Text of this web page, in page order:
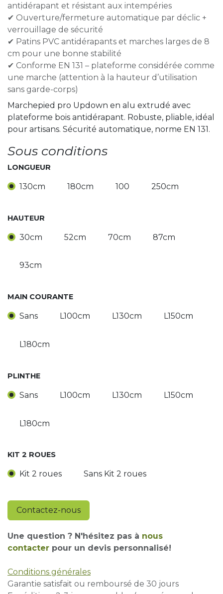
antidérapant et résistant aux intempéries
✔ Ouverture/fermeture automatique par déclic +
verrouillage de sécurité
✔ Patins PVC antidérapants et marches larges de 8
cm pour une bonne stabilité
✔ Conforme EN 131 – plateforme considérée comme
une marche (attention à la hauteur d’utilisation
sans garde-corps)
Marchepied pro Updown en alu extrudé avec
plateforme bois antidérapant. Robuste, pliable, idéal
pour artisans. Sécurité automatique, norme EN 131.
Sous conditions
LONGUEUR
130cm 180cm 100 250cm
HAUTEUR
30cm 52cm 70cm 87cm
93cm
MAIN COURANTE
Sans L100cm L130cm L150cm
L180cm
PLINTHE
Sans L100cm L130cm L150cm
L180cm
KIT 2 ROUES
Kit 2 roues Sans Kit 2 roues
Contactez-nous
Une question ? N'hésitez pas à nous
contacter pour un devis personnalisé!
Conditions générales
Garantie satisfait ou remboursé de 30 jours